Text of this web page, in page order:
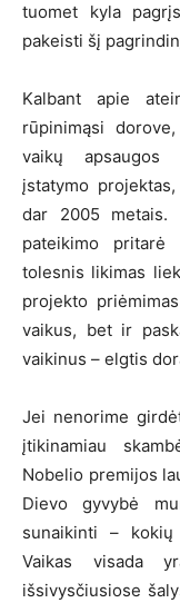
tuomet kyla
pakeisti šį
Kalbant apie
rūpinimąsi
vaikų apsaugos
įstatymo
dar 2005 metais.
pateikimo
tolesnis likimas
projekto
vaikus, bet ir
vaikinus – elgtis
Jei nenorime
įtikinamiau
Nobelio premijos
Dievo gyvybė
sunaikinti –
Vaikas visada
išsivysčiusiose